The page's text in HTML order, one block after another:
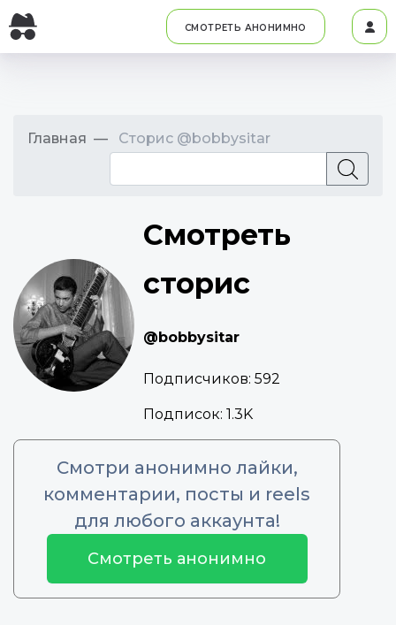
СМОТРЕТЬ АНОНИМНО
Главная Сторис @bobbysitar
Смотреть
сторис
@bobbysitar
Подписчиков: 592
Подписок: 1.3K
Смотри анонимно лайки,
комментарии, посты и reels
для любого аккаунта!
Смотреть анонимно